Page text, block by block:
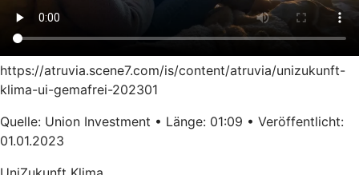
https://atruvia.scene7.com/is/content/atruvia/unizukunft-
klima-ui-gemafrei-202301
Quelle: Union Investment • Länge: 01:09 • Veröffentlicht:
01.01.2023